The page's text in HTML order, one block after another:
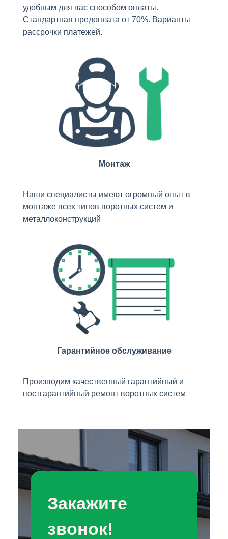
удобным для вас способом оплаты.
Стандартная предоплата от 70%. Варианты
рассрочки платежей.
Монтаж
Наши специалисты имеют огромный опыт в
монтаже всех типов воротных систем и
металлоконструкций
Гарантийное обслуживание
Производим качественный гарантийный и
постгарантийный ремонт воротных систем
Закажите
звонок!